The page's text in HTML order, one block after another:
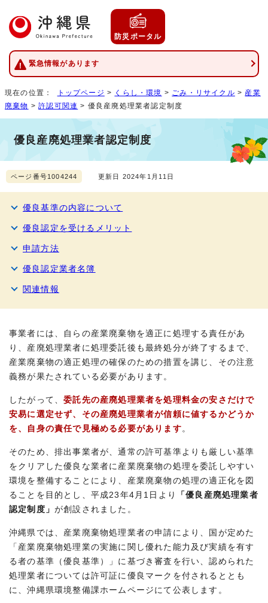
防災ポータル
緊急情報があります
現在の位置： トップページ > くらし・環境 > ごみ・リサイクル > 産業
廃棄物 >許認可関連 > 優良産廃処理業者認定制度
優良産廃処理業者認定制度
ページ番号1004244 更新日 2024年1月11日
優良基準の内容について
優良認定を受けるメリット
申請方法
優良認定業者名簿
関連情報
事業者には、自らの産業廃棄物を適正に処理する責任があ
り、産廃処理業者に処理委託後も最終処分が終了するまで、
産業廃棄物の適正処理の確保のための措置を講じ、その注意
義務が果たされている必要があります。
したがって、委託先の産廃処理業者を処理料金の安さだけで
安易に選定せず、その産廃処理業者が信頼に値するかどうか
を、自身の責任で見極める必要があります 。
そのため、排出事業者が、通常の許可基準よりも厳しい基準
をクリアした優良な業者に産業廃棄物の処理を委託しやすい
環境を整備することにより、産業廃棄物の処理の適正化を図
ることを目的とし、平成23年4月1日より
「優良産廃処理業者
認定制度」 が創設されました。
沖縄県では、産業廃棄物処理業者の申請により、国が定めた
「産業廃棄物処理業の実施に関し優れた能力及び実績を有す
る者の基準（優良基準）」に基づき審査を行い、認められた
処理業者については許可証に優良マークを付されるととも
に、沖縄県環境整備課ホームページにて公表します。